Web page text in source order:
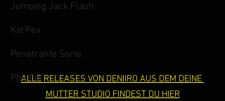
Jumping Jack Flash
Kid Pex
Penetrante Sorte
Phil Fin
ALLE RELEASES VON DENIIRO AUS DEM DEINE
MUTTER STUDIO FINDEST DU HIER